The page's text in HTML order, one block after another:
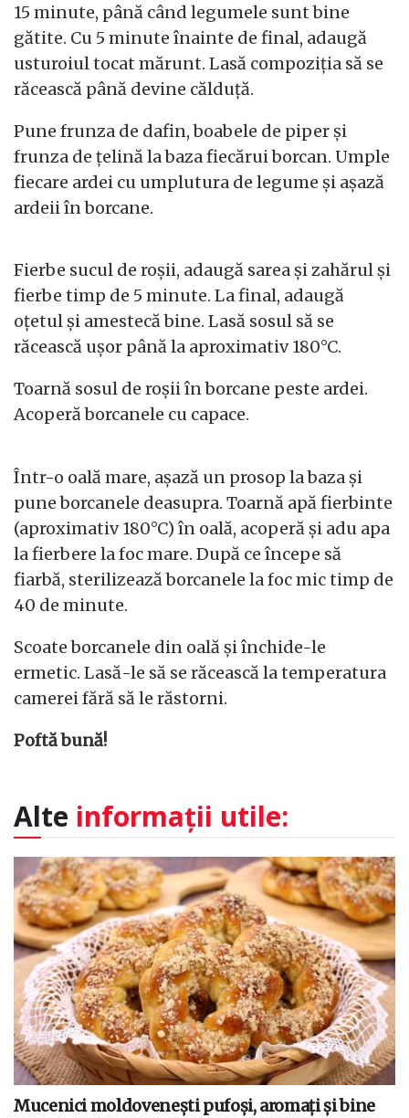
15 minute, până când legumele sunt bine
gătite. Cu 5 minute înainte de final, adaugă
usturoiul tocat mărunt. Lasă compoziția să se
răcească până devine călduță.
Pune frunza de dafin, boabele de piper și
frunza de țelină la baza fiecărui borcan. Umple
fiecare ardei cu umplutura de legume și așază
ardeii în borcane.
Fierbe sucul de roșii, adaugă sarea și zahărul și
fierbe timp de 5 minute. La final, adaugă
oțetul și amestecă bine. Lasă sosul să se
răcească ușor până la aproximativ 180°C.
Toarnă sosul de roșii în borcane peste ardei.
Acoperă borcanele cu capace.
Într-o oală mare, așază un prosop la baza și
pune borcanele deasupra. Toarnă apă fierbinte
(aproximativ 180°C) în oală, acoperă și adu apa
la fierbere la foc mare. După ce începe să
fiarbă, sterilizează borcanele la foc mic timp de
40 de minute.
Scoate borcanele din oală și închide-le
ermetic. Lasă-le să se răcească la temperatura
camerei fără să le răstorni.
Poftă bună!
Alte informații utile:
Mucenici moldovenești pufoși, aromați și bine